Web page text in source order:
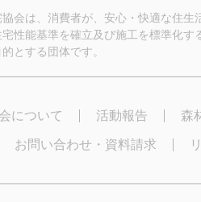
会は、消費者が、安心・快適な住
性能基準を確立及び施工を標準化
とする団体です。
について 活動報告 森
お問い合わせ・資料請求